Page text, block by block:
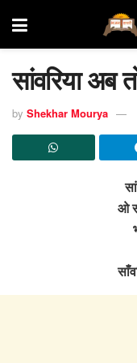
सांवरिया अब
by Shekhar Mourya
ओ